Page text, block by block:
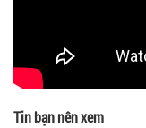
Tin bạn nên xem